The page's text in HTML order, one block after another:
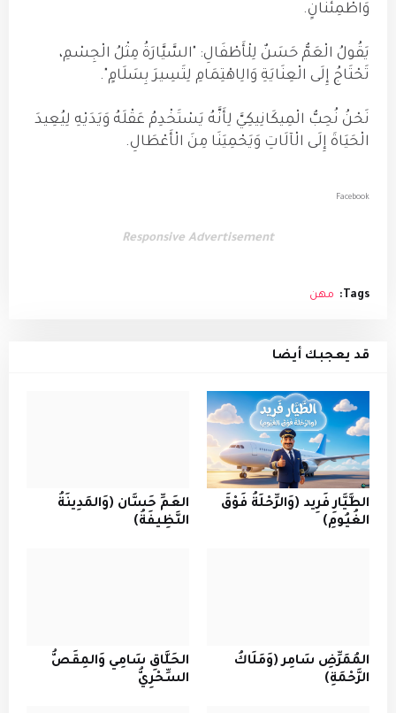
وَاطْمِئْنَانٍ.
يَقُولُ الْعَمُّ حَسَنٌ لِلْأَطْفَالِ: "السَّيَّارَةُ مِثْلُ الْجِسْمِ،
تَحْتَاجُ إِلَى الْعِنَايَةِ وَالِاهْتِمَامِ لِتَسِيرَ بِسَلَامٍ".
نَحْنُ نُحِبُّ الْمِيكَانِيكِيَّ لِأَنَّهُ يَسْتَخْدِمُ عَقْلَهُ وَيَدَيْهِ لِيُعِيدَ
الْحَيَاةَ إِلَى الْآلَاتِ وَيَحْمِيَنَا مِنَ الْأَعْطَالِ.
Facebook
Responsive Advertisement
Tags: مهن
قد يعجبك أيضا
الطَّيَّارِ فَرِيد (وَالرِّحْلَةُ فَوْقَ
الغُيُومِ)
العَمِّ حَسَّان (وَالمَدِينَةُ
النَّظِيفَةُ)
المُمَرِّضِ سَامِر (وَمَلَاكُ
الرَّحْمَةِ)
الحَلَّاقِ سَامِي وَالمِقَصُّ
السِّحْرِيُّ